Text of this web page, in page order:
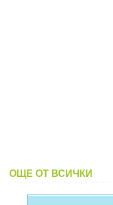
ОЩЕ ОТ ВСИЧКИ